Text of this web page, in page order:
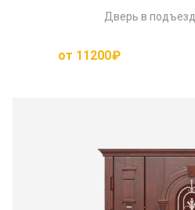
Дверь в подъезд
от 11200₽